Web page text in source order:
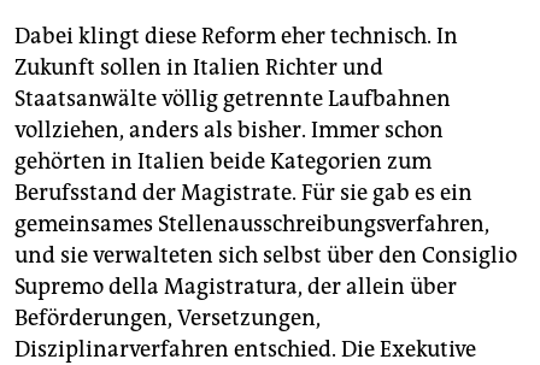
Dabei klingt diese Reform eher technisch. In
Zukunft sollen in Italien Richter und
Staatsanwälte völlig getrennte Laufbahnen
vollziehen, anders als bisher. Immer schon
gehörten in Italien beide Kategorien zum
Berufsstand der Magis­trate. Für sie gab es ein
gemeinsames Stellenausschreibungsverfahren,
und sie verwalteten sich selbst über den Consiglio
Supremo della Magistratura, der allein über
Beförderungen, Versetzungen,
Disziplinarverfahren entschied. Die Exekutive